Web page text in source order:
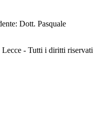
Dott. Pasquale
- Tutti i diritti riservati